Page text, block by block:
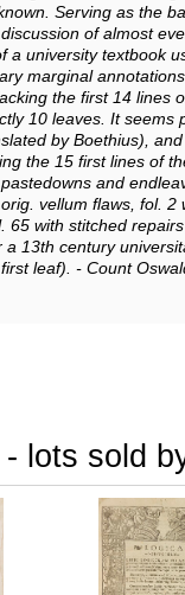
Serving as the
of almost
a university textbook
marginal
the first 14 lines
10 leaves. It seems
by Boethius),
the 15 first lines of
and
vellum flaws, fol.
65 with stitched
a 13th century
leaf). - Count
lots sold